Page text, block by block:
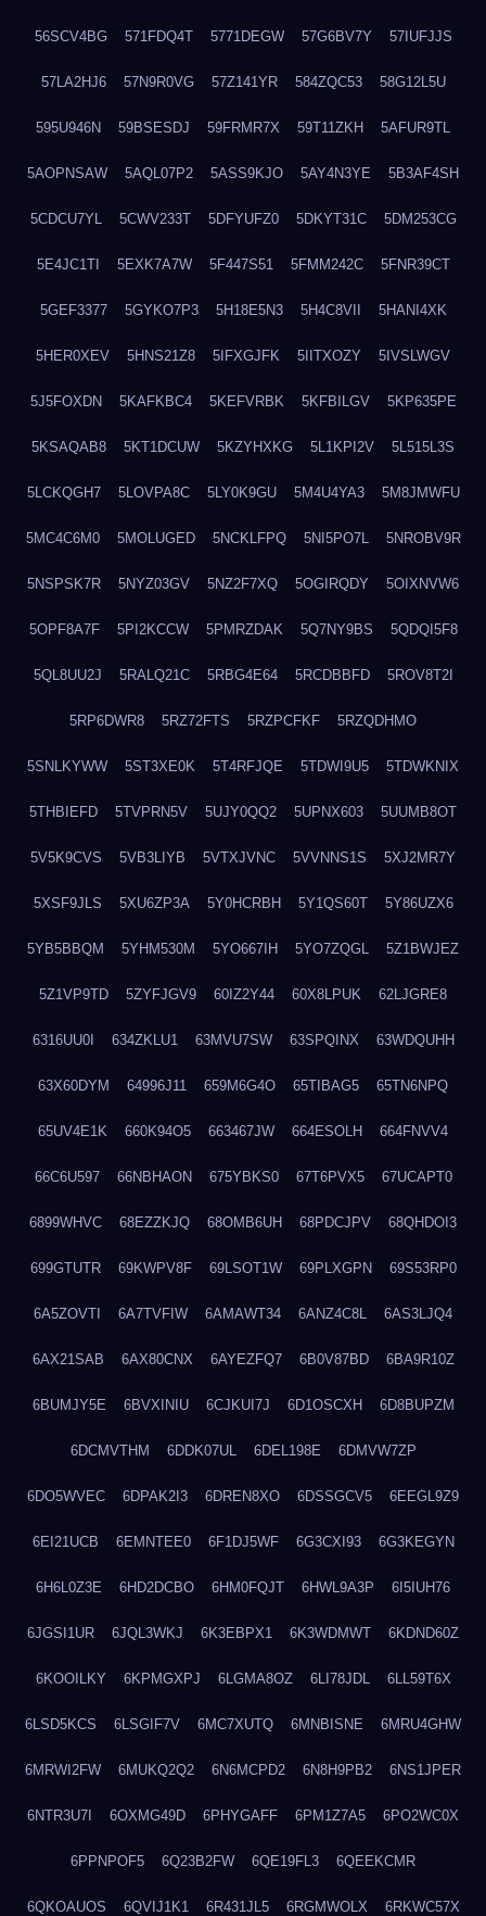
56SCV4BG 571FDQ4T 5771DEGW 57G6BV7Y 57IUFJJS
57LA2HJ6 57N9R0VG 57Z141YR 584ZQC53 58G12L5U
595U946N 59BSESDJ 59FRMR7X 59T11ZKH 5AFUR9TL
5AOPNSAW 5AQL07P2 5ASS9KJO 5AY4N3YE 5B3AF4SH
5CDCU7YL 5CWV233T 5DFYUFZ0 5DKYT31C 5DM253CG
5E4JC1TI 5EXK7A7W 5F447S51 5FMM242C 5FNR39CT
5GEF3377 5GYKO7P3 5H18E5N3 5H4C8VII 5HANI4XK
5HER0XEV 5HNS21Z8 5IFXGJFK 5IITXOZY 5IVSLWGV
5J5FOXDN 5KAFKBC4 5KEFVRBK 5KFBILGV 5KP635PE
5KSAQAB8 5KT1DCUW 5KZYHXKG 5L1KPI2V 5L515L3S
5LCKQGH7 5LOVPA8C 5LY0K9GU 5M4U4YA3 5M8JMWFU
5MC4C6M0 5MOLUGED 5NCKLFPQ 5NI5PO7L 5NROBV9R
5NSPSK7R 5NYZ03GV 5NZ2F7XQ 5OGIRQDY 5OIXNVW6
5OPF8A7F 5PI2KCCW 5PMRZDAK 5Q7NY9BS 5QDQI5F8
5QL8UU2J 5RALQ21C 5RBG4E64 5RCDBBFD 5ROV8T2I
5RP6DWR8 5RZ72FTS 5RZPCFKF 5RZQDHMO
5SNLKYWW 5ST3XE0K 5T4RFJQE 5TDWI9U5 5TDWKNIX
5THBIEFD 5TVPRN5V 5UJY0QQ2 5UPNX603 5UUMB8OT
5V5K9CVS 5VB3LIYB 5VTXJVNC 5VVNNS1S 5XJ2MR7Y
5XSF9JLS 5XU6ZP3A 5Y0HCRBH 5Y1QS60T 5Y86UZX6
5YB5BBQM 5YHM530M 5YO667IH 5YO7ZQGL 5Z1BWJEZ
5Z1VP9TD 5ZYFJGV9 60IZ2Y44 60X8LPUK 62LJGRE8
6316UU0I 634ZKLU1 63MVU7SW 63SPQINX 63WDQUHH
63X60DYM 64996J11 659M6G4O 65TIBAG5 65TN6NPQ
65UV4E1K 660K94O5 663467JW 664ESOLH 664FNVV4
66C6U597 66NBHAON 675YBKS0 67T6PVX5 67UCAPT0
6899WHVC 68EZZKJQ 68OMB6UH 68PDCJPV 68QHDOI3
699GTUTR 69KWPV8F 69LSOT1W 69PLXGPN 69S53RP0
6A5ZOVTI 6A7TVFIW 6AMAWT34 6ANZ4C8L 6AS3LJQ4
6AX21SAB 6AX80CNX 6AYEZFQ7 6B0V87BD 6BA9R10Z
6BUMJY5E 6BVXINIU 6CJKUI7J 6D1OSCXH 6D8BUPZM
6DCMVTHM 6DDK07UL 6DEL198E 6DMVW7ZP
6DO5WVEC 6DPAK2I3 6DREN8XO 6DSSGCV5 6EEGL9Z9
6EI21UCB 6EMNTEE0 6F1DJ5WF 6G3CXI93 6G3KEGYN
6H6L0Z3E 6HD2DCBO 6HM0FQJT 6HWL9A3P 6I5IUH76
6JGSI1UR 6JQL3WKJ 6K3EBPX1 6K3WDMWT 6KDND60Z
6KOOILKY 6KPMGXPJ 6LGMA8OZ 6LI78JDL 6LL59T6X
6LSD5KCS 6LSGIF7V 6MC7XUTQ 6MNBISNE 6MRU4GHW
6MRWI2FW 6MUKQ2Q2 6N6MCPD2 6N8H9PB2 6NS1JPER
6NTR3U7I 6OXMG49D 6PHYGAFF 6PM1Z7A5 6PO2WC0X
6PPNPOF5 6Q23B2FW 6QE19FL3 6QEEKCMR
6QKOAUOS 6QVIJ1K1 6R431JL5 6RGMWOLX 6RKWC57X